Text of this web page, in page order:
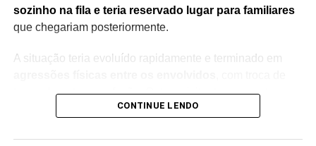
sozinho na fila e teria reservado lugar para familiares
que chegariam posteriormente.
A situação teria evoluído rapidamente e terminado em
tapas durante a confusão. Outros visitantes que estavam
no local acompanharam o episódio enquanto a discussão
CONTINUE LENDO